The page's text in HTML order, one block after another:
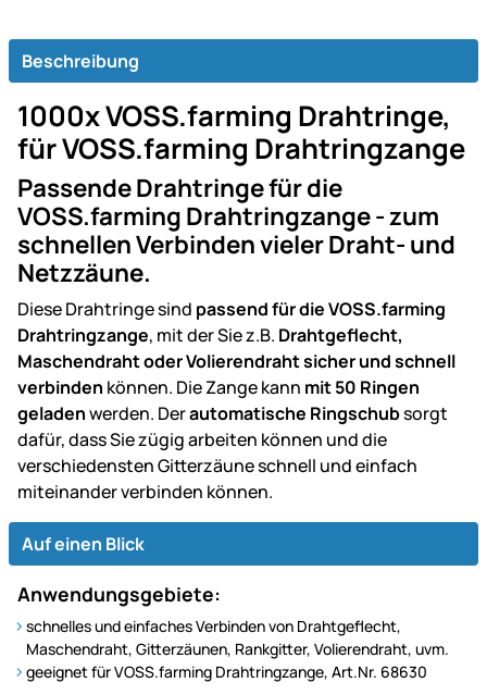
Beschreibung
1000x VOSS.farming Drahtringe,
für VOSS.farming Drahtringzange
Passende Drahtringe für die
VOSS.farming Drahtringzange - zum
schnellen Verbinden vieler Draht- und
Netzzäune.
Diese Drahtringe sind passend für die VOSS.farming
Drahtringzange, mit der Sie z.B. Drahtgeflecht,
Maschendraht oder Volierendraht sicher und schnell
verbinden können. Die Zange kann mit 50 Ringen
geladenwerden. Derautomatische Ringschubsorgt
dafür, dass Sie zügig arbeiten können und die
verschiedensten Gitterzäune schnell und einfach
miteinander verbinden können.
Auf einen Blick
Anwendungsgebiete:
schnelles und einfaches Verbinden von Drahtgeflecht,
Maschendraht, Gitterzäunen, Rankgitter, Volierendraht, uvm.
geeignet für VOSS.farming Drahtringzange, Art.Nr. 68630